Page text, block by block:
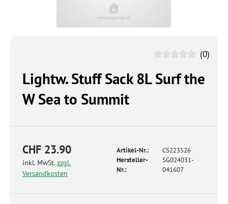
(0)
Lightw. Stuff Sack 8L Surf the
W Sea to Summit
CHF 23.90
inkl. MwSt.zzgl.
Versandkosten
Artikel-Nr.:
CS223526
Hersteller-
Nr.:
SG024031-
041607